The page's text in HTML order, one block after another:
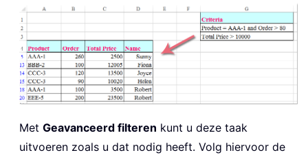
Met Geavanceerd filteren kunt u deze taak
uitvoeren zoals u dat nodig heeft. Volg hiervoor de